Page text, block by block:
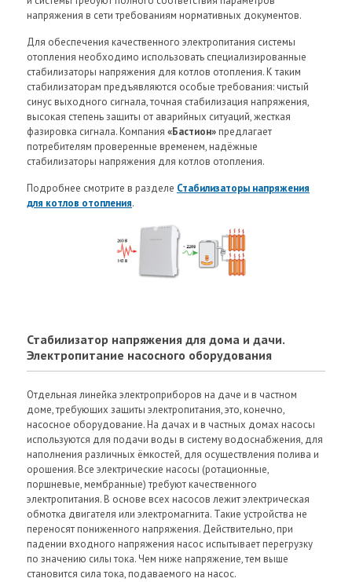
напряжения в сети требованиям нормативных документов.
Для обеспечения качественного электропитания системы
отопления необходимо использовать специализированные
стабилизаторы напряжения для котлов отопления. К таким
стабилизаторам предъявляются особые требования: чистый
синус выходного сигнала, точная стабилизация напряжения,
высокая степень защиты от аварийных ситуаций, жесткая
фазировка сигнала. Компания «Бастион» предлагает
потребителям проверенные временем, надёжные
стабилизаторы напряжения для котлов отопления.
Подробнее смотрите в разделе Стабилизаторы напряжения
для котлов отопления.
Стабилизатор напряжения для дома и дачи.
Электропитание насосного оборудования
Отдельная линейка электроприборов на даче и в частном
доме, требующих защиты электропитания, это, конечно,
насосное оборудование. На дачах и в частных домах насосы
используются для подачи воды в систему водоснабжения, для
наполнения различных ёмкостей, для осуществления полива и
орошения. Все электрические насосы (ротационные,
поршневые, мембранные) требуют качественного
электропитания. В основе всех насосов лежит электрическая
обмотка двигателя или электромагнита. Такие устройства не
переносят пониженного напряжения. Действительно, при
падении входного напряжения насос испытывает перегрузку
по значению силы тока. Чем ниже напряжение, тем выше
становится сила тока, подаваемого на насос.